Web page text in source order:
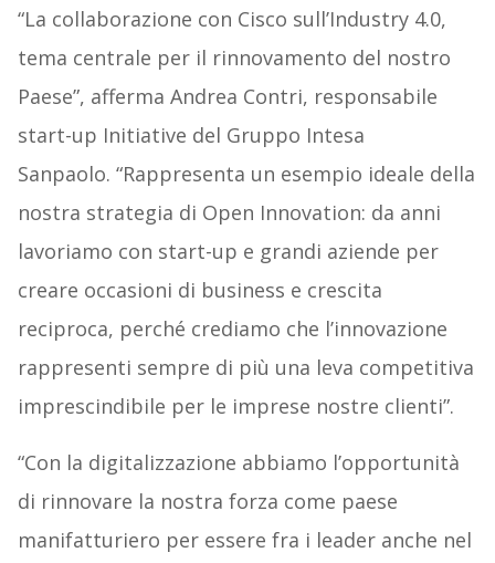
“La collaborazione con Cisco sull’Industry 4.0,
tema centrale per il rinnovamento del nostro
Paese”, afferma Andrea Contri, responsabile
start-up Initiative del Gruppo Intesa
Sanpaolo. “Rappresenta un esempio ideale della
nostra strategia di Open Innovation: da anni
lavoriamo con start-up e grandi aziende per
creare occasioni di business e crescita
reciproca, perché crediamo che l’innovazione
rappresenti sempre di più una leva competitiva
imprescindibile per le imprese nostre clienti”.
“Con la digitalizzazione abbiamo l’opportunità
di rinnovare la nostra forza come paese
manifatturiero per essere fra i leader anche nel